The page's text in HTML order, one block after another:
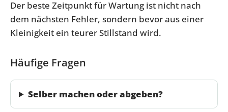
Der beste Zeitpunkt für Wartung ist nicht nach
dem nächsten Fehler, sondern bevor aus einer
Kleinigkeit ein teurer Stillstand wird.
Häufige Fragen
Selber machen oder abgeben?